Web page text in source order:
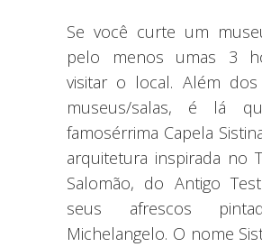
Se você curte um
pelo menos umas 3
visitar o local. Além dos
museus/salas, é lá
famosérrima Capela
arquitetura inspirada no
Salomão, do Antigo
seus afrescos
Michelangelo. O nome